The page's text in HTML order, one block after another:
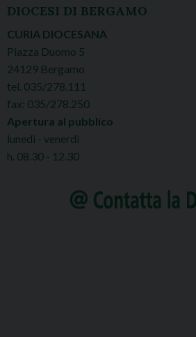
DIOCESI DI BERGAMO
CURIA DIOCESANA
Piazza Duomo 5
24129 Bergamo
tel. 035/278.111
fax: 035/278.250
Apertura al pubblico
lunedì - venerdì
h. 08.30 - 12.30